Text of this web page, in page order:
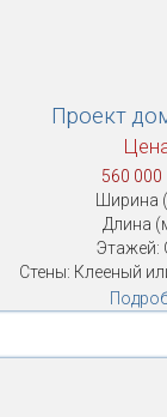
Проект
560 000
Ширина
Длина
Этажей:
Стены: Клееный